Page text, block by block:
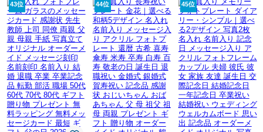
寿 米寿 古希 卒寿 百寿
女性 花 退職 バラ プレミ
アム
43位 44位 45位